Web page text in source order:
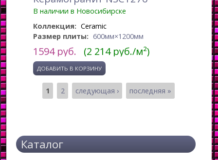
В наличии в Новосибирске
Коллекция: Ceramic
Размер плиты: 600мм×1200мм
1594руб. (2 214 руб./м²)
Страницы
1 2 следующая › последняя »
Каталог